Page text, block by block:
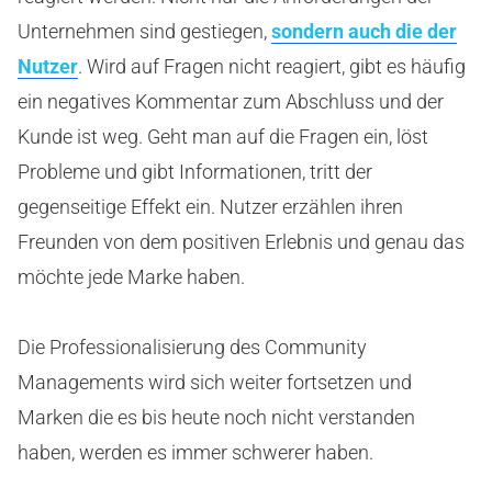
Unternehmen sind gestiegen,sondern auch die der
Nutzer. Wird auf Fragen nicht reagiert, gibt es häufig
ein negatives Kommentar zum Abschluss und der
Kunde ist weg. Geht man auf die Fragen ein, löst
Probleme und gibt Informationen, tritt der
gegenseitige Effekt ein. Nutzer erzählen ihren
Freunden von dem positiven Erlebnis und genau das
möchte jede Marke haben.
Die Professionalisierung des Community
Managements wird sich weiter fortsetzen und
Marken die es bis heute noch nicht verstanden
haben, werden es immer schwerer haben.